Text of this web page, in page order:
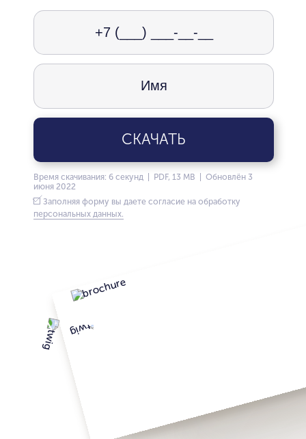
СКАЧАТЬ
Время скачивания: 6 секунд | PDF, 13 MB | Обновлён 3
июня 2022
Заполняя форму вы даете согласие на обработку
персональных данных.